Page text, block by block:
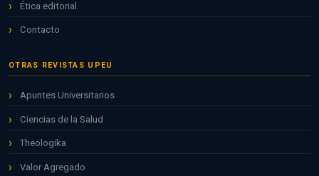
Ética editorial
Contacto
OTRAS REVISTAS UPEU
Apuntes Universitarios
Ciencias de la Salud
Theologika
Valor Agregado